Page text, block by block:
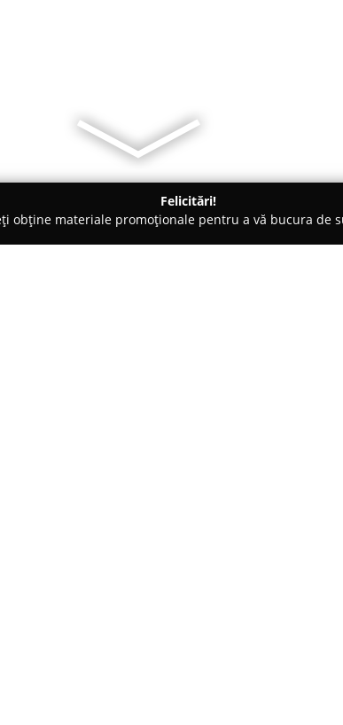
Felicitări!
obține materiale promoționale pentru a vă bucura de